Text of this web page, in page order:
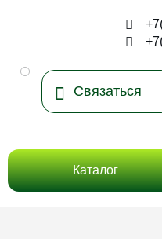
Связаться
Каталог